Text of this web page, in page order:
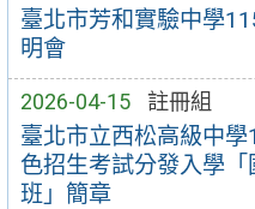
臺北市芳和實驗中學
明會
2026-04-15 註冊組
臺北市立西松高級中
色招生考試分發入學
班」簡章